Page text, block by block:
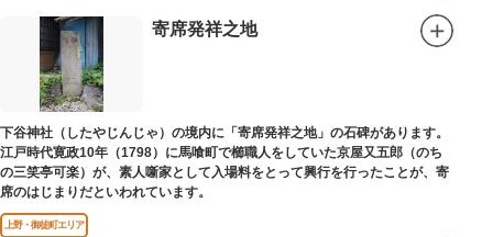
寄席発祥之地
下谷神社（したやじんじゃ）の境内に「寄席発祥之地」の石碑があります。
江戸時代寛政10年（1798）に馬喰町で櫛職人をしていた京屋又五郎（のち
の三笑亭可楽）が、素人噺家として入場料をとって興行を行ったことが、寄
席のはじまりだといわれています。
上野・御徒町エリア